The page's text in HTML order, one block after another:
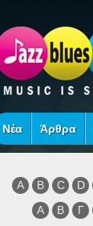
Νέα Άρθρα
A B C D
Α
Β Γ